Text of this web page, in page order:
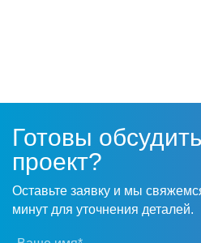
Готовы
проект?
Оставьте заявку и мы
минут для уточнения деталей.